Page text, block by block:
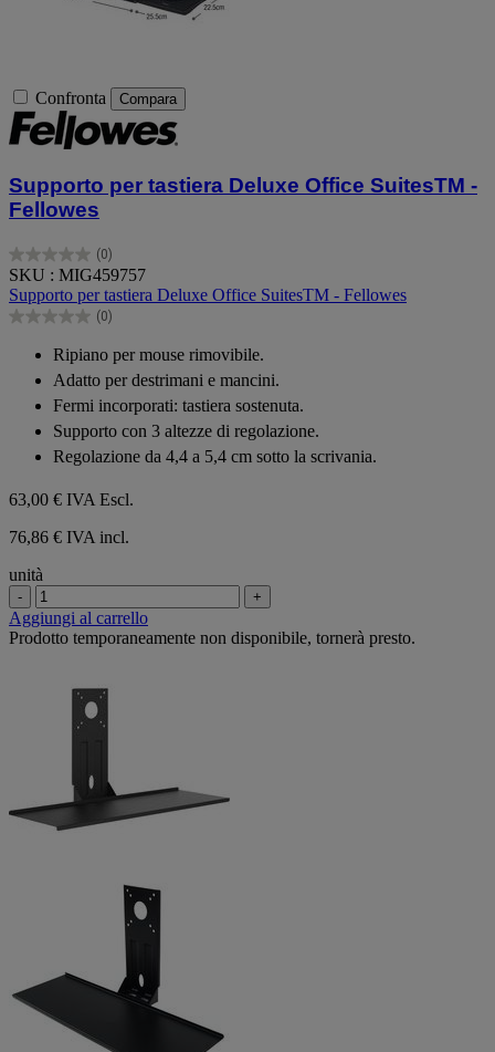
Confronta Compara
Supporto per tastiera Deluxe Office SuitesTM -
Fellowes
(0)
0.0
su
5
stelle.
SKU : MIG459757
Supporto per tastiera Deluxe Office SuitesTM - Fellowes
(0)
0.0
stelle.
Ripiano per mouse rimovibile.
Adatto per destrimani e mancini.
Fermi incorporati: tastiera sostenuta.
Supporto con 3 altezze di regolazione.
Regolazione da 4,4 a 5,4 cm sotto la scrivania.
63,00 € IVA Escl.
76,86 € IVA incl.
unità
- +
Aggiungi al carrello
Prodotto temporaneamente non disponibile, tornerà presto.